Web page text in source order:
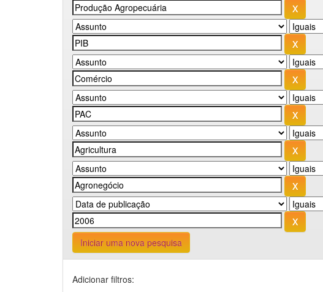
Iniciar uma nova pesquisa
Adicionar filtros: